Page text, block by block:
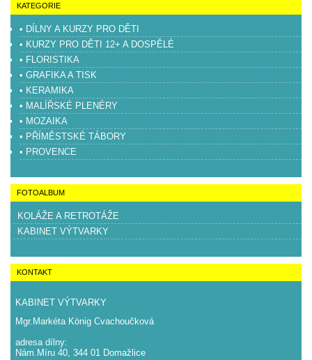
KATEGORIE
• DÍLNY A KURZY PRO DĚTI
• KURZY PRO DĚTI 12+ A DOSPĚLÉ
• FLORISTIKA
• GRAFIKA A TISK
• KERAMIKA
• MALÍŘSKÉ PLENÉRY
• MOZAIKA
• PŘÍMĚSTSKÉ TÁBORY
• PROVENCE
FOTOALBUM
KOLÁŽE A RETROTÁŽE
KABINET VÝTVARKY
KONTAKT
KABINET VÝTVARKY
Mgr.Markéta König Cvachoučková
adresa dílny:
Nám.Míru 40, 344 01 Domažlice